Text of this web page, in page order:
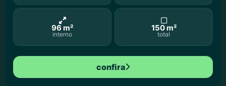
96 m²
interno
150 m²
total
confira